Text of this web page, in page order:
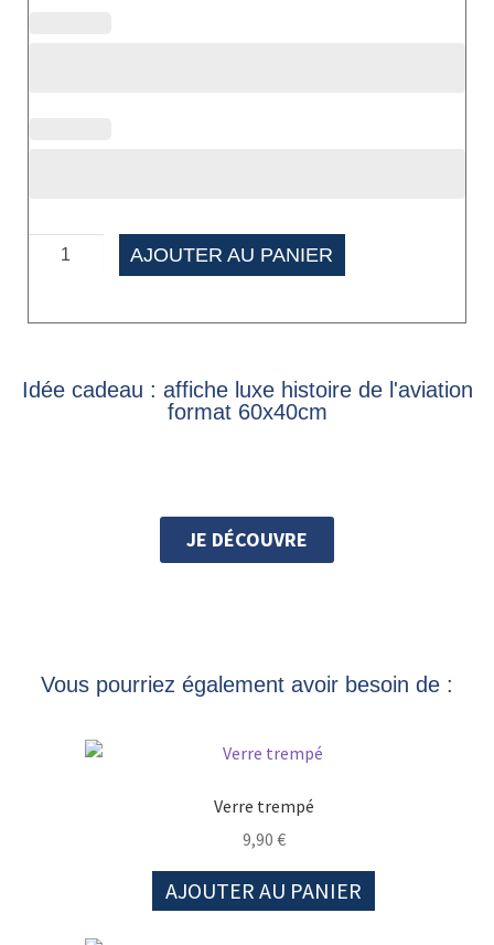
AJOUTER AU PANIER
Idée cadeau : affiche luxe histoire de l'aviation
format 60x40cm
JE DÉCOUVRE
Vous pourriez également avoir besoin de :
Verre trempé
9,90 €
AJOUTER AU PANIER